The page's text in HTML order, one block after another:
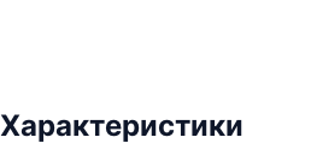
Характеристики